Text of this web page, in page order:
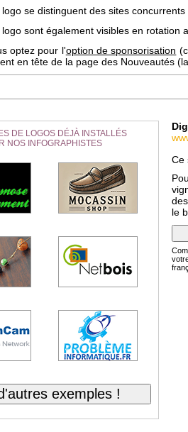
se distinguent des sites
sont également visibles en
optez pour l'option de sponsorisation
en tête de la page des Nouveautés
DE LOGOS DÉJÀ INSTALLÉS
NOS INFOGRAPHISTES
Ce
le